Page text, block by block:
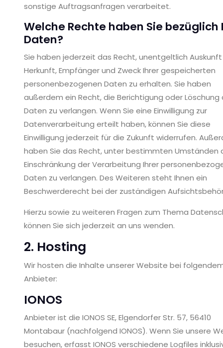
sonstige Auftragsanfragen verarbeitet.
Welche Rechte haben Sie bezüglich
Daten?
Sie haben jederzeit das Recht, unentgeltlich
Herkunft, Empfänger und Zweck Ihrer gespeicherten
personenbezogenen Daten zu erhalten. Sie haben
außerdem ein Recht, die Berichtigung oder Löschung
Daten zu verlangen. Wenn Sie eine Einwilligung zur
Datenverarbeitung erteilt haben, können Sie diese
Einwilligung jederzeit für die Zukunft widerrufen.
haben Sie das Recht, unter bestimmten Umständen
Einschränkung der Verarbeitung Ihrer
Daten zu verlangen. Des Weiteren steht Ihnen ein
Beschwerderecht bei der zuständigen
Hierzu sowie zu weiteren Fragen zum Thema
können Sie sich jederzeit an uns wenden.
2. Hosting
Wir hosten die Inhalte unserer Website bei
Anbieter:
IONOS
Anbieter ist die IONOS SE, Elgendorfer Str. 57, 56410
Montabaur (nachfolgend IONOS). Wenn Sie unsere
besuchen, erfasst IONOS verschiedene Logfiles